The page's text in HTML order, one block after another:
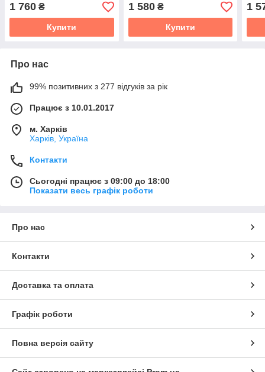
1 760 ₴
Купити
1 580₴
Купити
1
Про нас
99% позитивних з 277 відгуків за рік
Працює з 10.01.2017
м. Харків
Харків, Україна
Контакти
Сьогодні працює з 09:00 до 18:00
Показати весь графік роботи
Про нас
Контакти
Доставка та оплата
Графік роботи
Повна версія сайту